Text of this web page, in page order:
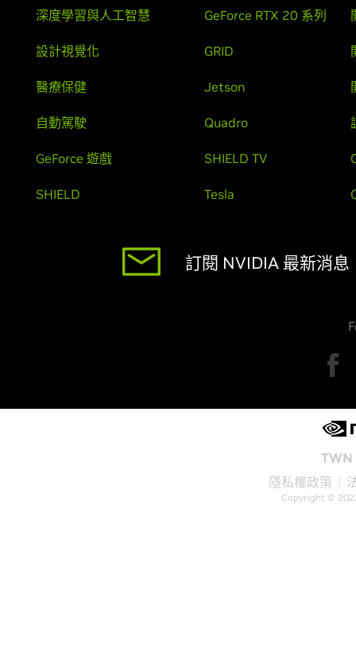
深度學習與人工智慧
設計視覺化
醫療保健
自動駕駛
GeForce 遊戲
SHIELD
GeForce RTX 20 系列
GRID
Jetson
Quadro
SHIELD TV
Tesla
訂閱 NVIDIA 最新消息
隱私權政策
Copyright ©